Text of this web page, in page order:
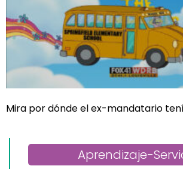
Mira por dónde el ex-mandatario
Aprendizaje-